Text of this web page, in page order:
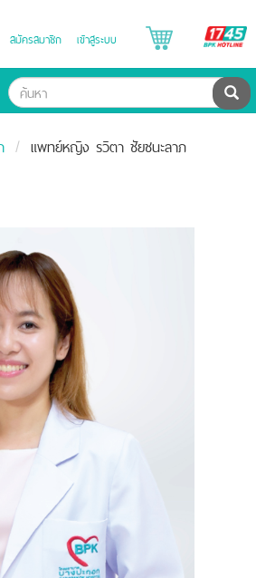
สมัครสมาชิก เข้าสู่ระบบ
ค้น
แพทย์หญิง รวิตา ชัยชนะลาภ